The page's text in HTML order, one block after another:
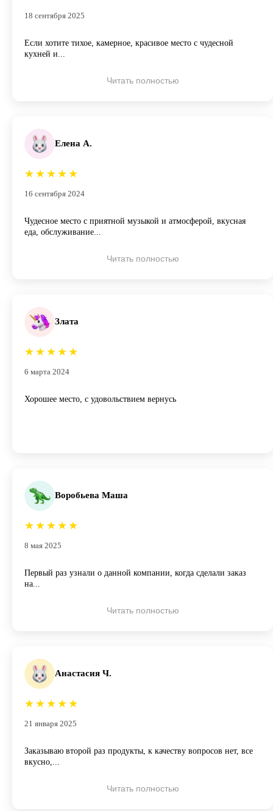
18 сентября 2025
Если хотите тихое, камерное, красивое место с чудесной
кухней и...
Читать полностью
Елена А.
★ ★ ★ ★ ★
16 сентября 2024
Чудесное место с приятной музыкой и атмосферой, вкусная
еда, обслуживание...
Читать полностью
Злата
★ ★ ★ ★ ★
6 марта 2024
Хорошее место, с удовольствием вернусь
Воробьева Маша
★ ★ ★ ★ ★
8 мая 2025
Первый раз узнали о данной компании, когда сделали заказ
на...
Читать полностью
Анастасия Ч.
★ ★ ★ ★ ★
21 января 2025
Заказываю второй раз продукты, к качеству вопросов нет, все
вкусно,...
Читать полностью